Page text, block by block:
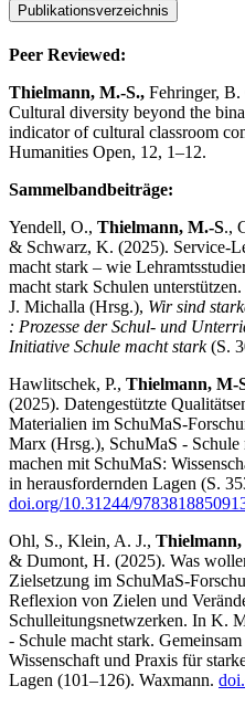
Publikationsverzeichnis
Peer Reviewed:
Thielmann, M.-S., Fehringer,
Cultural diversity beyond the
indicator of cultural classroom
Humanities Open, 12, 1–12.
Sammelbandbeiträge:
Yendell, O., Thielmann, M.-S.,
& Schwarz, K. (2025). Service-
macht stark – wie
macht stark Schulen
J. Michalla (Hrsg.), Wir sind
: Prozesse der Schul- und
Initiative Schule macht stark(S.
Hawlitschek, P., Thielmann, M-
(2025). Datengestützte
Materialien im SchuMaS-
Marx (Hrsg.), SchuMaS - Schule
machen mit SchuMaS:
in herausfordernden Lagen (S.
doi.org/10.31244/
Ohl, S., Klein, A. J., Thielmann,
& Dumont, H. (2025). Was
Zielsetzung im SchuMaS-
Reflexion von Zielen und
Schulleitungsnetwzerken. In K.
- Schule macht stark.
Wissenschaft und Praxis für
Lagen (101–126). Waxmann.